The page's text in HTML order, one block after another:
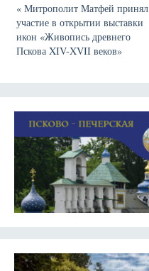
«Митрополит Матфей принял
участие в открытии выставки
икон «Живопись древнего
Пскова XIV-XVII веков»